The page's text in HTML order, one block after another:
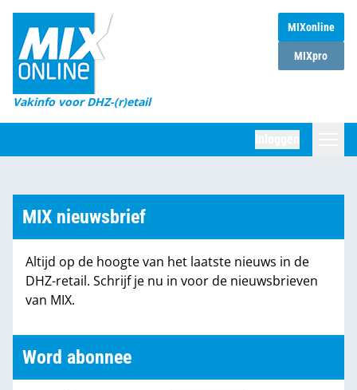
MIXonline
MIXpro
Vakinfo voor DHZ-(r)etail
Home
Magazines
DHZ Sessie
Marktcijfers
Partners
MIX nieuwsbrief
Altijd op de hoogte van het laatste nieuws in de
DHZ-retail. Schrijf je nu in voor de nieuwsbrieven
van MIX.
Word abonnee